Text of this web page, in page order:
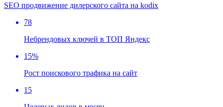
SEO продвижение дилерского сайта на kodix
78
Небрендовых ключей в ТОП Яндекс
15%
Рост поискового трафика на сайт
15